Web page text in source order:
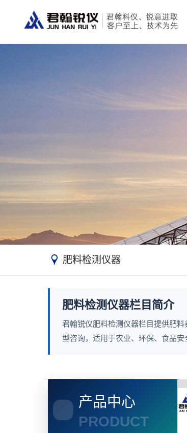
肥料检测仪器
肥料检测仪器栏目简介
君翰锐仪肥料检测仪器栏目提供肥
型咨询，适用于农业、环保、食品安
产品中心
PRODUCT